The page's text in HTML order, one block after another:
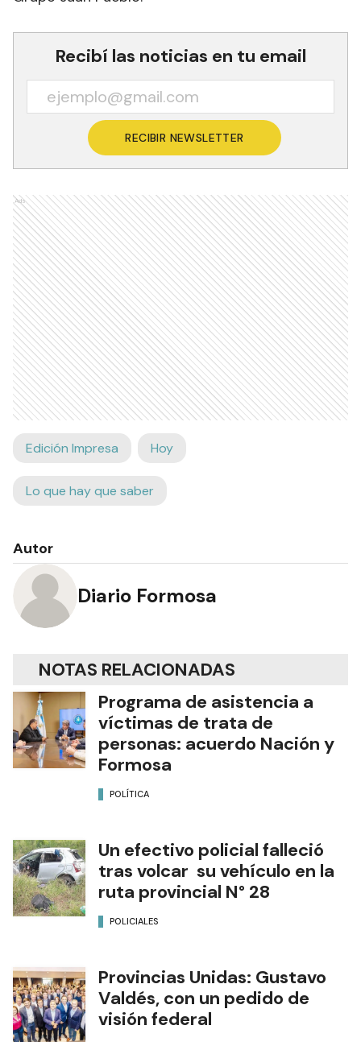
Recibí las noticias en tu email
RECIBIR NEWSLETTER
Ads
Edición Impresa Hoy
Lo que hay que saber
Autor
Diario Formosa
NOTAS RELACIONADAS
Programa de asistencia a
víctimas de trata de
personas: acuerdo Nación y
Formosa
POLÍTICA
Un efectivo policial falleció
tras volcar su vehículo en la
ruta provincial N° 28
POLICIALES
Provincias Unidas: Gustavo
Valdés, con un pedido de
visión federal